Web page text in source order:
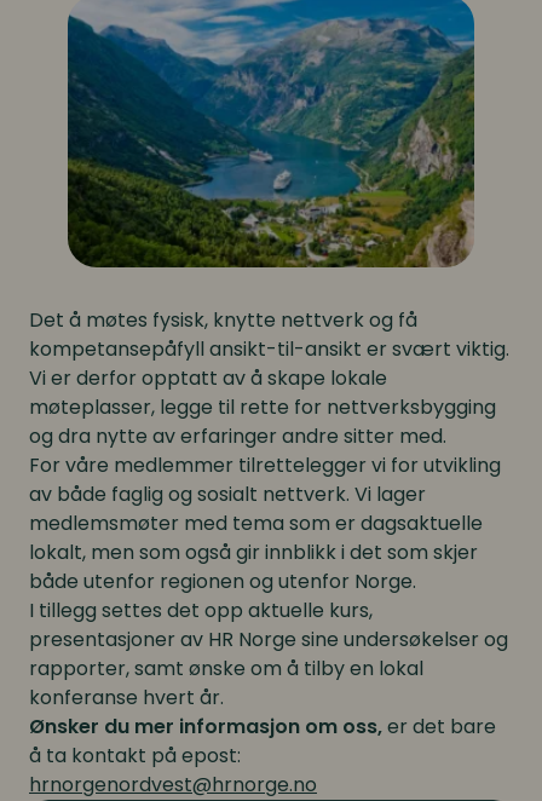
Det å møtes fysisk, knytte nettverk og få
kompetansepåfyll ansikt-til-ansikt er svært viktig.
Vi er derfor opptatt av å skape lokale
møteplasser, legge til rette for nettverksbygging
og dra nytte av erfaringer andre sitter med.
For våre medlemmer tilrettelegger vi for utvikling
av både faglig og sosialt nettverk. Vi lager
medlemsmøter med tema som er dagsaktuelle
lokalt, men som også gir innblikk i det som skjer
både utenfor regionen og utenfor Norge.
I tillegg settes det opp aktuelle kurs,
presentasjoner av HR Norge sine undersøkelser og
rapporter, samt ønske om å tilby en lokal
konferanse hvert år.
Ønsker du mer informasjon om oss,er det bare
å ta kontakt på epost:
hrnorgenordvest@hrnorge.no